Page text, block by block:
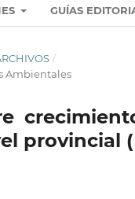
GUÍAS
/
Ambientales
provincial